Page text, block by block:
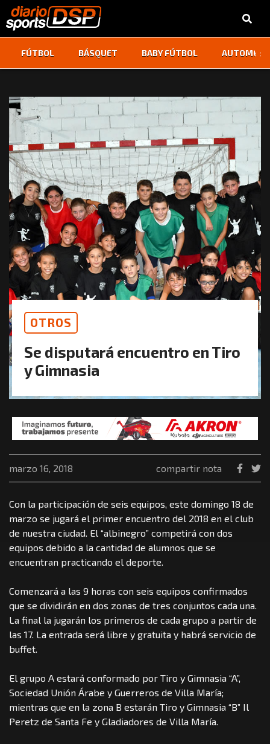
FÚTBOL BÁSQUET BABY FÚTBOL ‹ ›
OTROS
Se disputará encuentro en Tiro
y Gimnasia
marzo 16, 2018 compartir nota
Con la participación de seis equipos, este domingo 18 de
marzo se jugará el primer encuentro del 2018 en el club
de nuestra ciudad. El “albinegro” competirá con dos
equipos debido a la cantidad de alumnos que se
encuentran practicando el deporte.
Comenzará a las 9 horas con seis equipos confirmados
que se dividirán en dos zonas de tres conjuntos cada una.
La final la jugarán los primeros de cada grupo a partir de
las 17. La entrada será libre y gratuita y habrá servicio de
buffet.
El grupo A estará conformado por Tiro y Gimnasia “A”,
Sociedad Unión Árabe y Guerreros de Villa María;
mientras que en la zona B estarán Tiro y Gimnasia “B” Il
Peretz de Santa Fe y Gladiadores de Villa María.